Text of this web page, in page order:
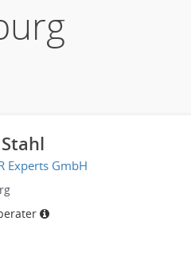
Experts GmbH